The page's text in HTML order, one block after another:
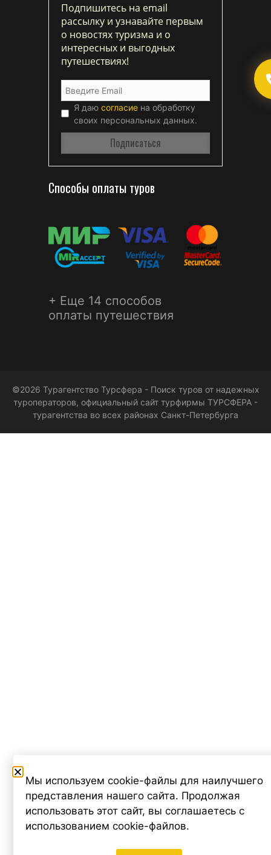
Подпишитесь на email
рассылку и узнавайте первым
о новостях туризма и о
интересных и выгодных
путешествиях!
Я даю согласие на обработку
своих персональных данных.
Способы оплаты туров
+ Еще 14 способов
оплаты путешествия
©2026 Турагентство Турсфера - Поиск туров от надежных
туроператоров, официальный сайт турфирмы ТУРСФЕРА -
турагентства во всех районах Санкт-Петербурга
Мы используем cookie-файлы для наилучшего
представления нашего сайта. Продолжая
использовать этот сайт, вы соглашаетесь с
использованием cookie-файлов.